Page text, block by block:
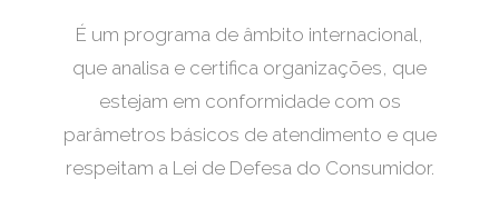
É um programa de âmbito internacional,
que analisa e certifica organizações, que
estejam em conformidade com os
parâmetros básicos de atendimento e que
respeitam a Lei de Defesa do Consumidor.